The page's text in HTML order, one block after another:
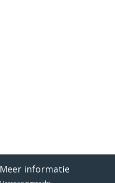
Meer informatie